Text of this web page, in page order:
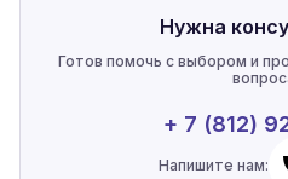
Нужна
Готов помочь с выбором и
+ 7 (812)
Напишите нам: